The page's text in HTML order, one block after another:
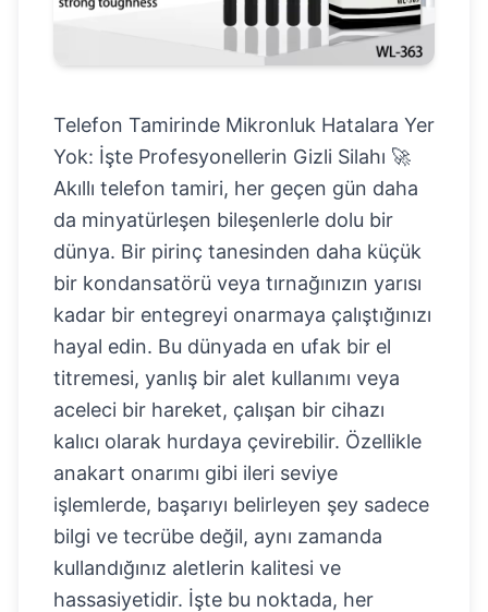
Telefon Tamirinde Mikronluk Hatalara Yer
Yok: İşte Profesyonellerin Gizli Silahı 🚀
Akıllı telefon tamiri, her geçen gün daha
da minyatürleşen bileşenlerle dolu bir
dünya. Bir pirinç tanesinden daha küçük
bir kondansatörü veya tırnağınızın yarısı
kadar bir entegreyi onarmaya çalıştığınızı
hayal edin. Bu dünyada en ufak bir el
titremesi, yanlış bir alet kullanımı veya
aceleci bir hareket, çalışan bir cihazı
kalıcı olarak hurdaya çevirebilir. Özellikle
anakart onarımı gibi ileri seviye
işlemlerde, başarıyı belirleyen şey sadece
bilgi ve tecrübe değil, aynı zamanda
kullandığınız aletlerin kalitesi ve
hassasiyetidir. İşte bu noktada, her